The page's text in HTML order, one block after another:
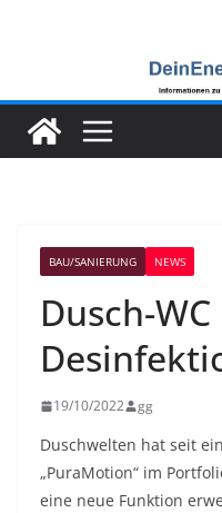
BAU/SANIERUNG NEWS
Dusch-
19/10/2022 gg
Duschwelten hat seit
„PuraMotion“ im
eine neue Funktion